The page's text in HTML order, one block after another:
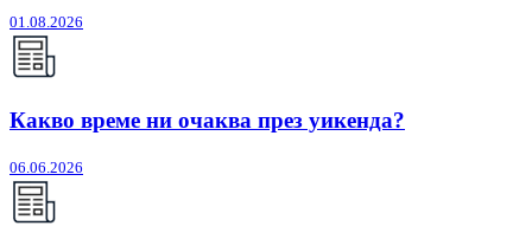
01.08.2026
Какво време ни очаква през уикенда?
06.06.2026